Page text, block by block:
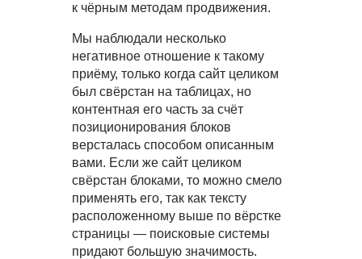
к чёрным методам продвижения.
Мы наблюдали несколько
негативное отношение к такому
приёму, только когда сайт целиком
был свёрстан на таблицах, но
контентная его часть за счёт
позиционирования блоков
версталась способом описанным
вами. Если же сайт целиком
свёрстан блоками, то можно смело
применять его, так как тексту
расположенному выше по вёрстке
страницы — поисковые системы
придают большую значимость.